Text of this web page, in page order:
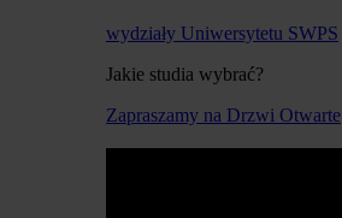
wydziały Uniwersytetu SWPS
Jakie studia wybrać?
Zapraszamy na Drzwi Otwarte